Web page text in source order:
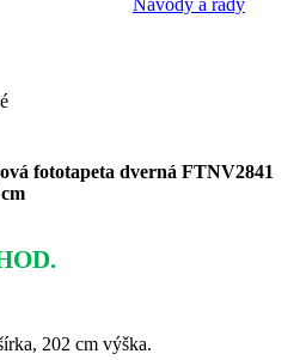
Návody a rady
fototapeta dverná FTNV2841
202 cm výška.